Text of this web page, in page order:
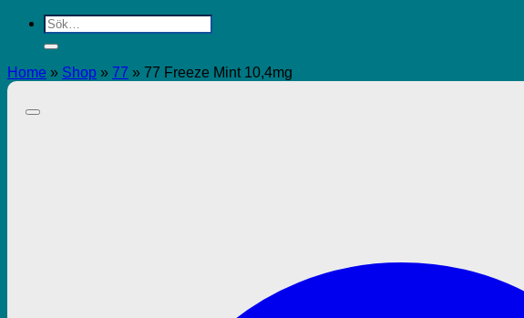
Sök
efter:
Home » Shop » 77 » 77 Freeze Mint 10,4mg